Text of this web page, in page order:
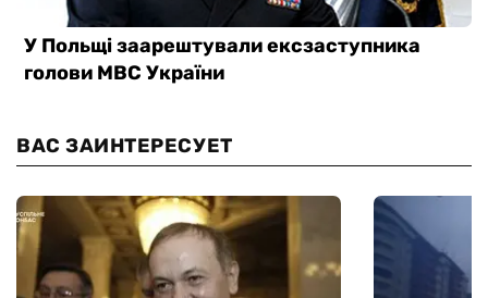
ВАС ЗАИНТЕРЕСУЕТ